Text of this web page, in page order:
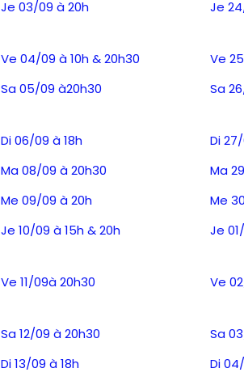
Je 03/09 à 20h Je
Ve 04/09 à 10h & 20h30
Ve
Sa 05/09 à20h30 Sa
Di 06/09 à 18h
Di
Ma 08/09 à 20h30
Ma
Me 09/09 à 20h
Me
Je 10/09 à 15h & 20h Je
Ve 11/09à 20h30 Ve
Sa 12/09 à 20h30
Sa
Di 13/09 à 18h
Di